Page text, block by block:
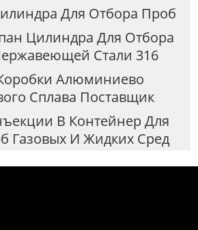
Для Отбора Проб
Цилиндра Для Отбора
Стали 316
Алюминиево
Сплава Поставщик
В Контейнер Для
Газовых И Жидких Сред